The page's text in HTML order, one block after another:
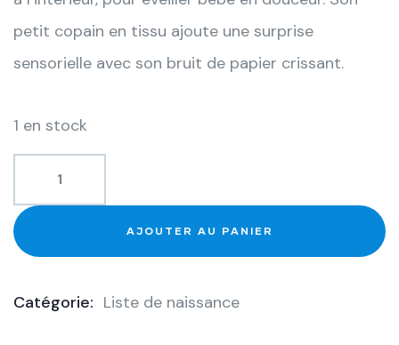
petit copain en tissu ajoute une surprise
sensorielle avec son bruit de papier crissant.
1 en stock
AJOUTER AU PANIER
Catégorie: Liste de naissance